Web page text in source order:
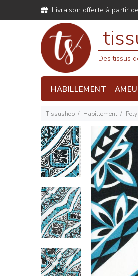
Livraison offerte à partir
Des tissus
HABILLEMENT
Tissushop Habillement